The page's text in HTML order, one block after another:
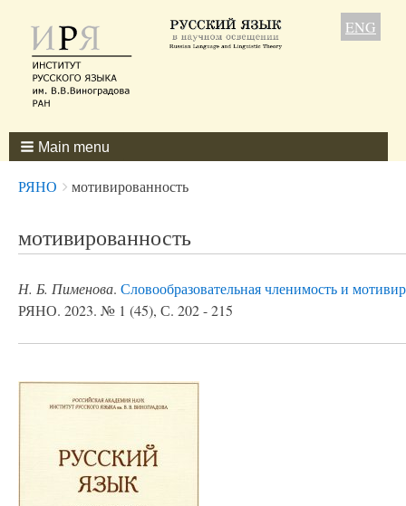
ENG
Main menu
Breadcrumbs
You
РЯНО мотивированность
мотивированность
Н. Б. Пименова. Словообразовательная членимость и
РЯНО. 2023. № 1 (45), С. 202 - 215